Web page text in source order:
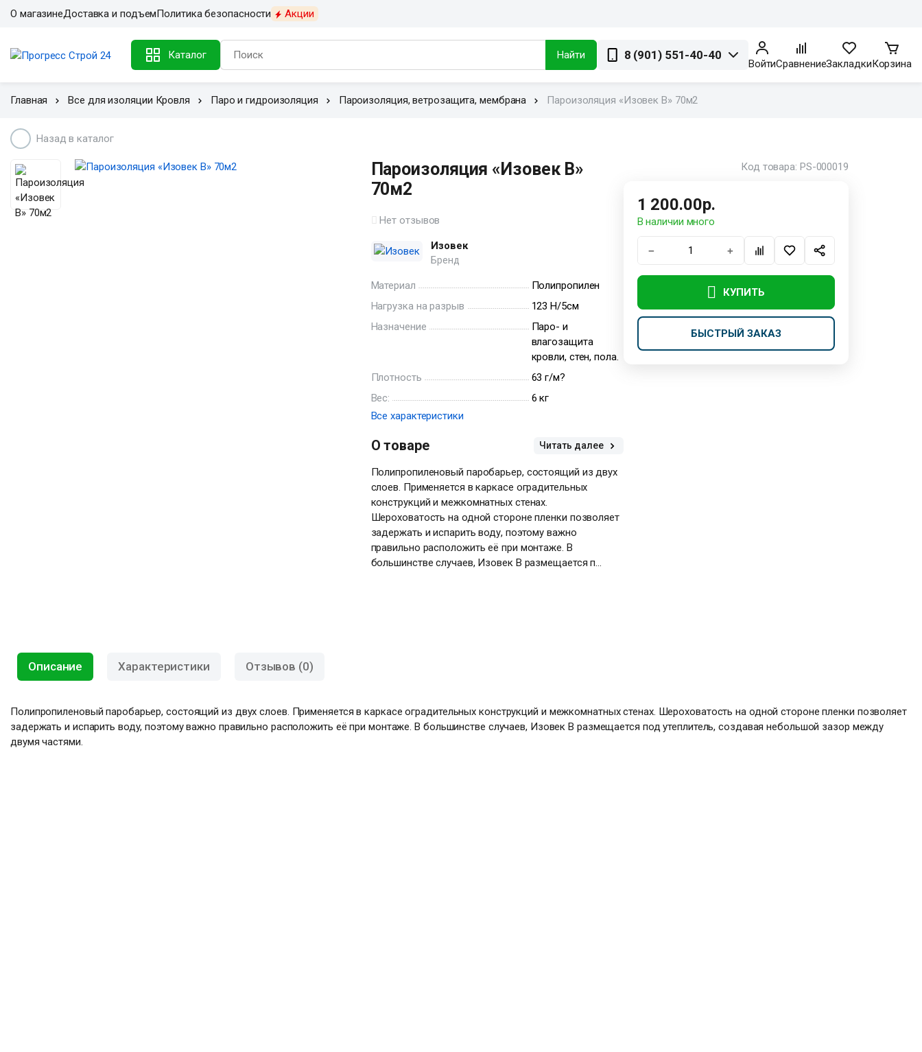
О магазинеДоставка и подъемПолитика безопасности Акции
Каталог Найти 8 (901) 551-40-40
ВойтиСравнениеЗакладкиКорзина
Главная Все для изоляции Кровля Паро и гидроизоляция Пароизоляция, ветрозащита, мембрана Пароизоляция «Изовек В» 70м2
Назад в каталог
Пароизоляция «Изовек В»
70м2
Нет отзывов
Изовек
Бренд
Материал
Полипропилен
Нагрузка на разрыв
123 Н/5см
Назначение
Паро- и
влагозащита
кровли, стен, пола.
Плотность
63 г/м?
Вес:
6 кг
Все характеристики
О товаре Читать далее
Полипропиленовый паробарьер, состоящий из двух
слоев. Применяется в каркасе оградительных
конструкций и межкомнатных стенах.
Шероховатость на одной стороне пленки позволяет
задержать и испарить воду, поэтому важно
правильно расположить её при монтаже. В
большинстве случаев, Изовек В размещается п...
Код товара: PS-000019
1 200.00р.
В наличии много
− +
КУПИТЬ
БЫСТРЫЙ ЗАКАЗ
Описание Характеристики Отзывов (0)
Полипропиленовый паробарьер, состоящий из двух слоев. Применяется в каркасе оградительных конструкций и межкомнатных стенах. Шероховатость на одной стороне пленки позволяет
задержать и испарить воду, поэтому важно правильно расположить её при монтаже. В большинстве случаев, Изовек В размещается под утеплитель, создавая небольшой зазор между
двумя частями.